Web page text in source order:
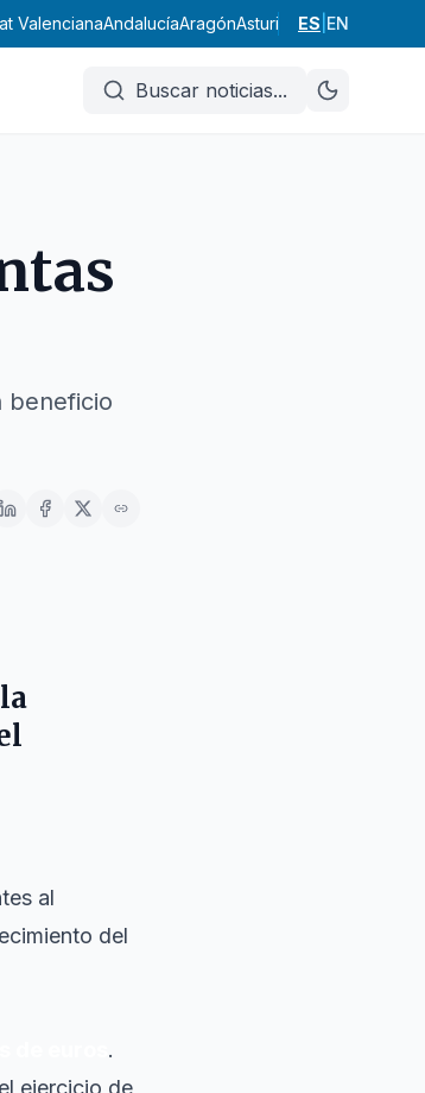
ValencianaAndalucíaAragónAsturias Illes Balears
ES EN
Buscar noticias...
beneficio
al
del
.
ejercicio de